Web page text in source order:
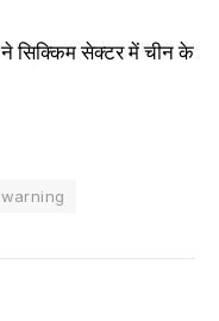
सिक्किम सेक्टर में चीन के